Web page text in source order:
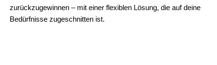
zurückzugewinnen – mit einer flexiblen Lösung, die auf deine
Bedürfnisse zugeschnitten ist.